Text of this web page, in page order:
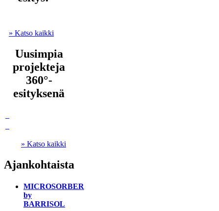
» Katso kaikki
Uusimpia
projekteja
360°-
esityksenä
» Katso kaikki
Ajankohtaista
MICROSORBER
by
BARRISOL